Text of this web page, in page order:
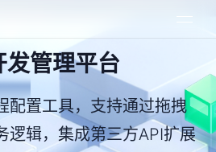
发管理平台
配置工具，支持通过拖拽
逻辑，集成第三方API扩展